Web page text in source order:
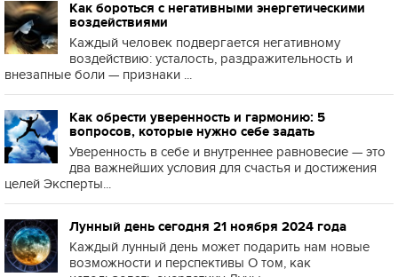
Как бороться с негативными энергетическими
воздействиями
Каждый человек подвергается негативному
воздействию: усталость, раздражительность и
внезапные боли — признаки ...
Как обрести уверенность и гармонию: 5
вопросов, которые нужно себе задать
Уверенность в себе и внутреннее равновесие — это
два важнейших условия для счастья и достижения
целей Эксперты...
Лунный день сегодня 21 ноября 2024 года
Каждый лунный день может подарить нам новые
возможности и перспективы О том, как